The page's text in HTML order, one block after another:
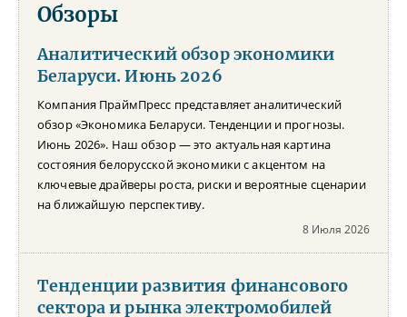
Обзоры
Аналитический обзор экономики
Беларуси. Июнь 2026
Компания ПраймПресс представляет аналитический
обзор «Экономика Беларуси. Тенденции и прогнозы.
Июнь 2026». Наш обзор — это актуальная картина
состояния белорусской экономики с акцентом на
ключевые драйверы роста, риски и вероятные сценарии
на ближайшую перспективу.
8 Июля 2026
Тенденции развития финансового
сектора и рынка электромобилей